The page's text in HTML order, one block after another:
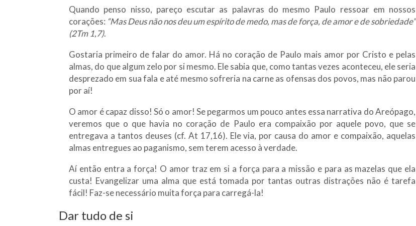
Quando penso nisso, pareço escutar as palavras do mesmo Paulo ressoar em nossos
corações: “Mas Deus não nos deu um espírito de medo, mas de força, de amor e de sobriedade”
(2Tm 1,7).
Gostaria primeiro de falar do amor. Há no coração de Paulo mais amor por Cristo e pelas
almas, do que algum zelo por si mesmo. Ele sabia que, como tantas vezes aconteceu, ele seria
desprezado em sua fala e até mesmo sofreria na carne as ofensas dos povos, mas não parou
por aí!
O amor é capaz disso! Só o amor! Se pegarmos um pouco antes essa narrativa do Areópago,
veremos que o que havia no coração de Paulo era compaixão por aquele povo, que se
entregava a tantos deuses (cf. At 17,16). Ele via, por causa do amor e compaixão, aquelas
almas entregues ao paganismo, sem terem acesso à verdade.
Aí então entra a força! O amor traz em si a força para a missão e para as mazelas que ela
custa! Evangelizar uma alma que está tomada por tantas outras distrações não é tarefa
fácil! Faz-se necessário muita força para carregá-la!
Dar tudo de si